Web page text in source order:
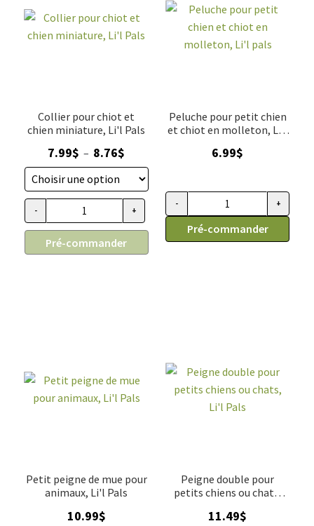
Collier pour chiot et
chien miniature, Li'l Pals
7.99$ – 8.76$
de
prix :
7.99$
à
8.76$
quantité de Collier pour chiot et chien miniature, Li'l Pals
- +
Pré-commander
Peluche pour petit chien
et chiot en molleton, Li'l
6.99$
quantité de Peluche pour
- +
Pré-commander
Petit peigne de mue pour
animaux, Li'l Pals
10.99$
Peigne double pour
petits chiens ou chats,
11.49$